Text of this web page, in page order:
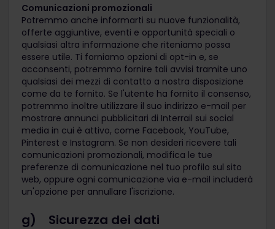
Comunicazioni promozionali
Potremmo anche informarti su nuove funzionalità,
offerte aggiuntive, eventi e opportunità speciali o
qualsiasi altra informazione che riteniamo possa
essere utile. Ti forniamo opzioni di opt-in e, se
acconsenti, potremmo fornire tali avvisi tramite uno
qualsiasi dei mezzi di contatto a nostra disposizione
come da te fornito. Se l'utente ha fornito il consenso,
potremmo inoltre utilizzare il suo indirizzo e-mail per
mostrare annunci pubblicitari di Interrail sui social
media in cui è attivo, come Facebook, YouTube,
Pinterest e Instagram. Se non desideri ricevere tali
comunicazioni promozionali, modifica le tue
preferenze di comunicazione nel tuo profilo sul sito
web, oppure ogni comunicazione via e-mail includerà
un'opzione per annullare l'iscrizione.
g) Sicurezza dei dati